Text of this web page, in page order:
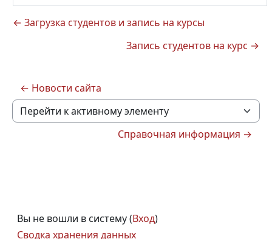
← Загрузка студентов и запись на курсы
Запись студентов на курс →
← Новости сайта
Перейти к активному элементу
Справочная информация →
Вы не вошли в систему (Вход)
Сводка хранения данных